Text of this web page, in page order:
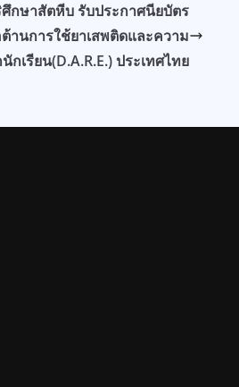
กษาสัตหีบ รับประกาศนียบัตร
านการใช้ยาเสพติดและความ
กเรียน(D.A.R.E.) ประเทศไทย